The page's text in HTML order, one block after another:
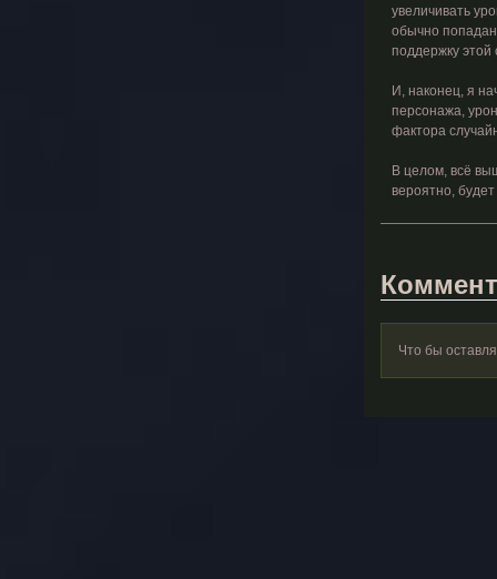
увеличивать
обычно
поддержку этой
И, наконец, я
персонажа,
фактора
В целом, всё
вероятно,
Что бы